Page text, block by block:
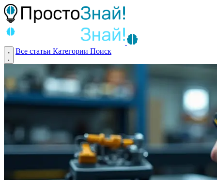
Все статьи Категории Поиск